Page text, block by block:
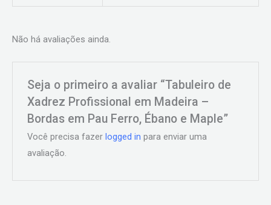
Não há avaliações ainda.
Seja o primeiro a avaliar “Tabuleiro de
Xadrez Profissional em Madeira –
Bordas em Pau Ferro, Ébano e Maple”
Você precisa fazer logged in para enviar uma
avaliação.